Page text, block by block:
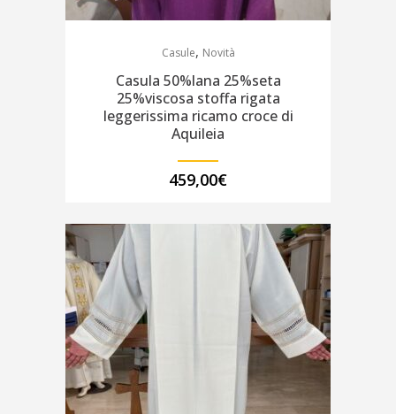
Casule, Novità
Casula 50%lana 25%seta
25%viscosa stoffa rigata
leggerissima ricamo croce di
Aquileia
459,00€